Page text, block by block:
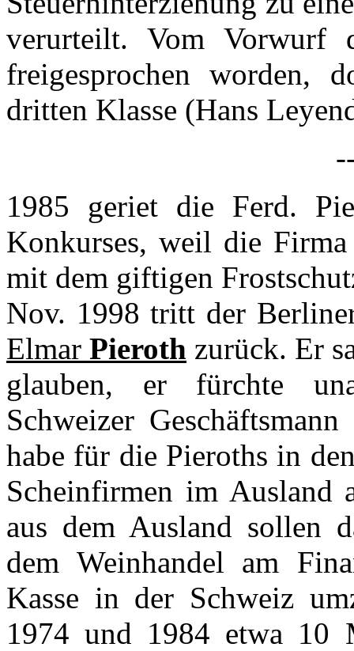
verurteilt. Vom Vorwurf
freigesprochen worden,
dritten Klasse (Hans
1985 geriet die Ferd.
Konkurses, weil die
mit dem giftigen
Nov. 1998 tritt der
Elmar Pieroth zurück. Er
glauben, er fürchte
Schweizer
habe für die Pieroths in
Scheinfirmen im Ausland
aus dem Ausland sollen
dem Weinhandel am
Kasse in der Schweiz
1974 und 1984 etwa 10